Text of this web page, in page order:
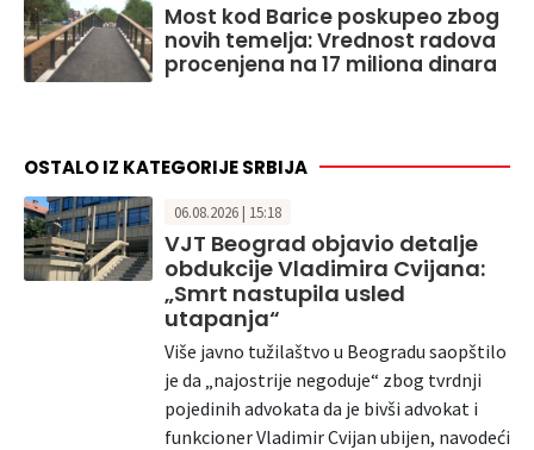
Most kod Barice poskupeo zbog
novih temelja: Vrednost radova
procenjena na 17 miliona dinara
OSTALO IZ KATEGORIJE SRBIJA
06.08.2026 | 15:18
VJT Beograd objavio detalje
obdukcije Vladimira Cvijana:
„Smrt nastupila usled
utapanja“
Više javno tužilaštvo u Beogradu saopštilo
je da „najostrije negoduje“ zbog tvrdnji
pojedinih advokata da je bivši advokat i
funkcioner Vladimir Cvijan ubijen, navodeći